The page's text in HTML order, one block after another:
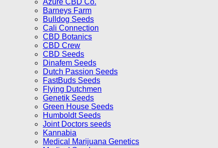
Barneys Farm
Bulldog Seeds
Cali Connection
CBD Botanics
CBD Crew
CBD Seeds
Dinafem Seeds
Dutch Passion Seeds
FastBuds Seeds
Flying Dutchmen
Genetik Seeds
Green House Seeds
Humboldt Seeds
Joint Doctors seeds
Kannabia
Medical Marijuana Genetics